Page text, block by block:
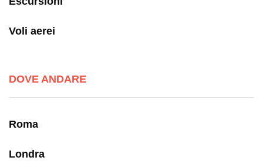
Voli aerei
DOVE ANDARE
Roma
Londra